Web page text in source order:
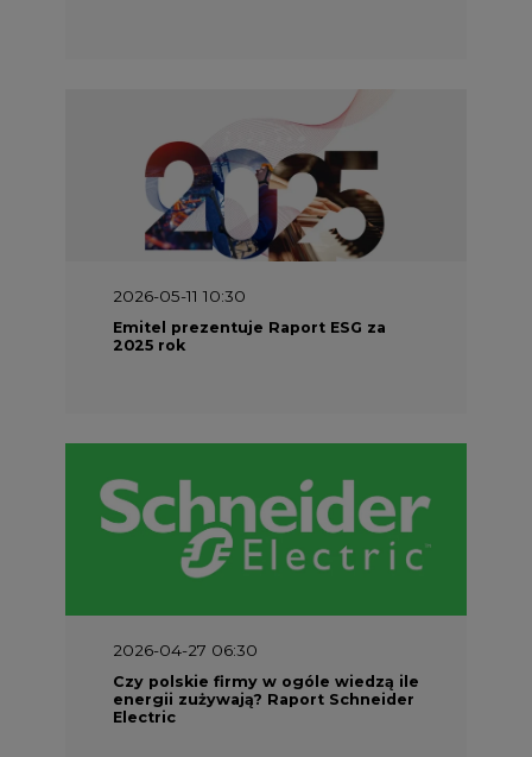
2026-05-11 10:30
Emitel prezentuje Raport ESG za
2025 rok
2026-04-27 06:30
Czy polskie firmy w ogóle wiedzą ile
energii zużywają? Raport Schneider
Electric